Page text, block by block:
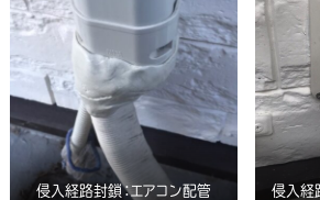
侵入経路封鎖：エアコン配管 侵入経